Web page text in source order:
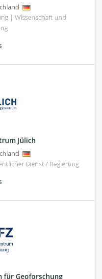
| Wissenschaft und
Jülich
Dienst / Regierung
für Geoforschung